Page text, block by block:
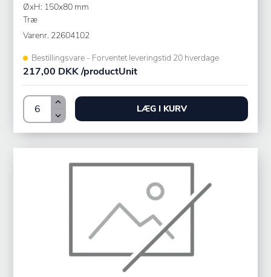
ØxH: 150x80 mm
Træ
Varenr. 22604102
Bestillingsvare - Forventet leveringstid 20 hverdage
217,00 DKK /productUnit
LÆG I KURV